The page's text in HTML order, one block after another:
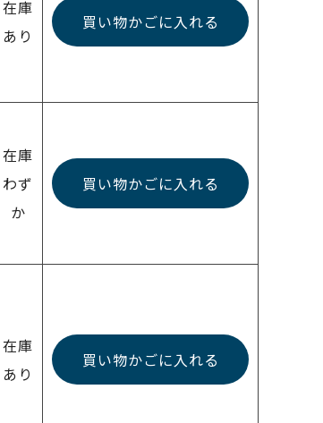
在庫
あり
買い物かごに入れる
在庫
わず
か
買い物かごに入れる
在庫
あり
買い物かごに入れる